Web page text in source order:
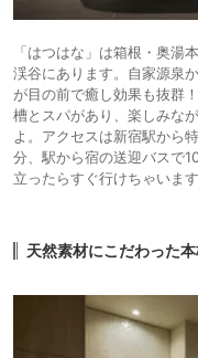
「はつはな」は箱根・奥湯
渓谷にあります。自家源泉
が目の前で癒し効果も抜群
槽とスパがあり、楽しみな
よ。アクセスは新宿駅から
分、駅から宿の送迎バスで
立ったらすぐ行けちゃいます
天然素材にこだわった